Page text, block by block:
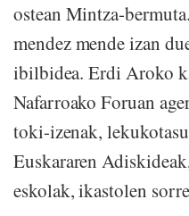
ostean Mintza-
mendez mende izan
ibilbidea. Erdi Aroko
Nafarroako Foruan
toki-izenak,
Euskararen
eskolak, ikastolen